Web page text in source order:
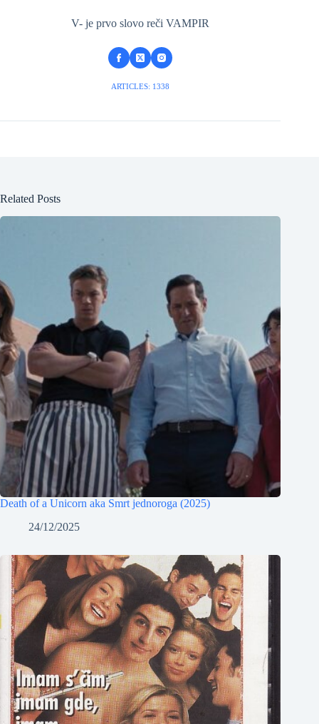
V- je prvo slovo reči VAMPIR
ARTICLES: 1338
Related Posts
Death of a Unicorn aka Smrt jednoroga (2025)
24/12/2025